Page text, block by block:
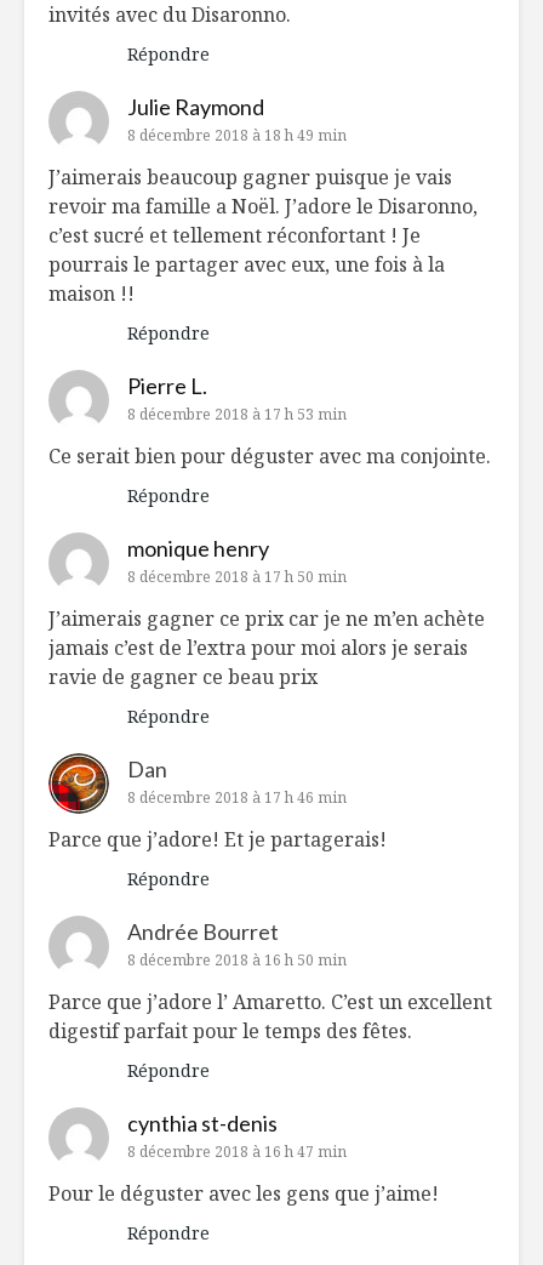
invités avec du Disaronno.
Répondre
Julie Raymond
8 décembre 2018 à 18 h 49 min
J’aimerais beaucoup gagner puisque je vais
revoir ma famille a Noël. J’adore le Disaronno,
c’est sucré et tellement réconfortant ! Je
pourrais le partager avec eux, une fois à la
maison !!
Répondre
Pierre L.
8 décembre 2018 à 17 h 53 min
Ce serait bien pour déguster avec ma conjointe.
Répondre
monique henry
8 décembre 2018 à 17 h 50 min
J’aimerais gagner ce prix car je ne m’en achète
jamais c’est de l’extra pour moi alors je serais
ravie de gagner ce beau prix
Répondre
Dan
8 décembre 2018 à 17 h 46 min
Parce que j’adore! Et je partagerais!
Répondre
Andrée Bourret
8 décembre 2018 à 16 h 50 min
Parce que j’adore l’ Amaretto. C’est un excellent
digestif parfait pour le temps des fêtes.
Répondre
cynthia st-denis
8 décembre 2018 à 16 h 47 min
Pour le déguster avec les gens que j’aime!
Répondre